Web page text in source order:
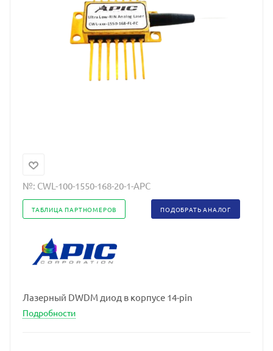
№: CWL-100-1550-168-20-1-APC
ТАБЛИЦА ПАРТНОМЕРОВ ПОДОБРАТЬ АНАЛОГ
Лазерный DWDM диод в корпусе 14-pin
Подробности